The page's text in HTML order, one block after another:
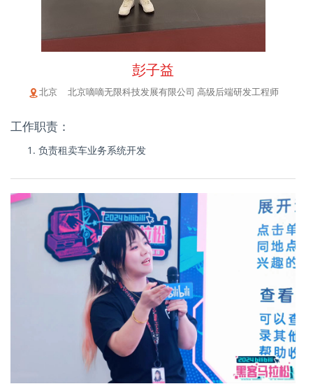
彭子益
北京 北京嘀嘀无限科技发展有限公司 高级后端研发工程师
工作职责：
负责租卖车业务系统开发